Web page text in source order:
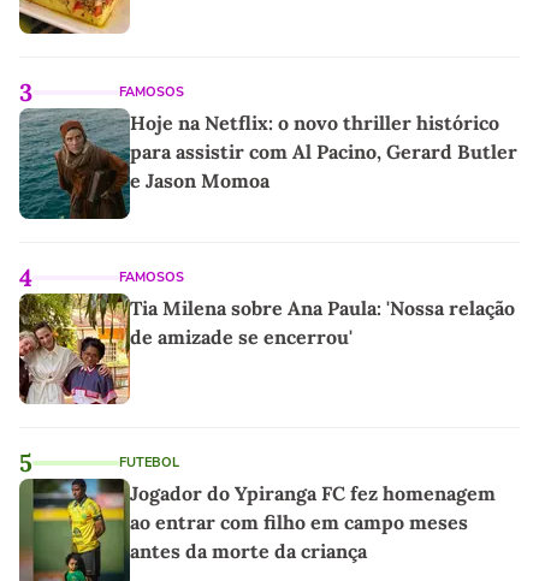
3 FAMOSOS
Hoje na Netflix: o novo thriller histórico
para assistir com Al Pacino, Gerard Butler
e Jason Momoa
4 FAMOSOS
Tia Milena sobre Ana Paula: 'Nossa relação
de amizade se encerrou'
5 FUTEBOL
Jogador do Ypiranga FC fez homenagem
ao entrar com filho em campo meses
antes da morte da criança